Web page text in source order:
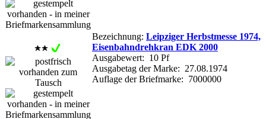
Bezeichnung: Leipziger Herbstmesse 1974,
Eisenbahndrehkran EDK 2000
Ausgabewert: 10 Pf
Ausgabetag der Marke: 27.08.1974
Auflage der Briefmarke: 7000000